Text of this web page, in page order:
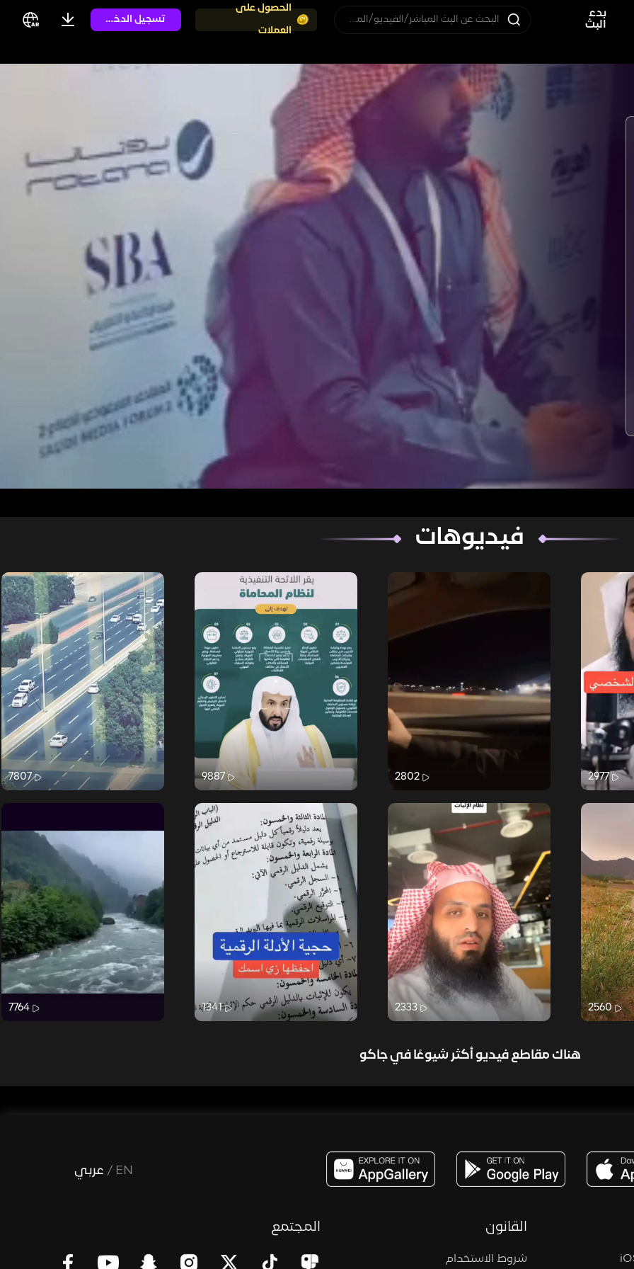
بدء
البث
البحث عن البث المباشر/الفيديو/المستخدم
الحصول على
العملات
تسجيل الدخول
فيديوهات
2977
2802
9887
7807
2560
2333
1341
7764
هناك مقاطع فيديو أكثر شيوعًا في جاكو
EN
/ عربي
القانون
شروط الاستخدام
المجتمع